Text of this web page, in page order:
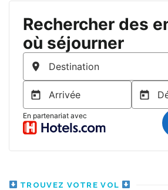
TROUVEZ VOTRE VOL